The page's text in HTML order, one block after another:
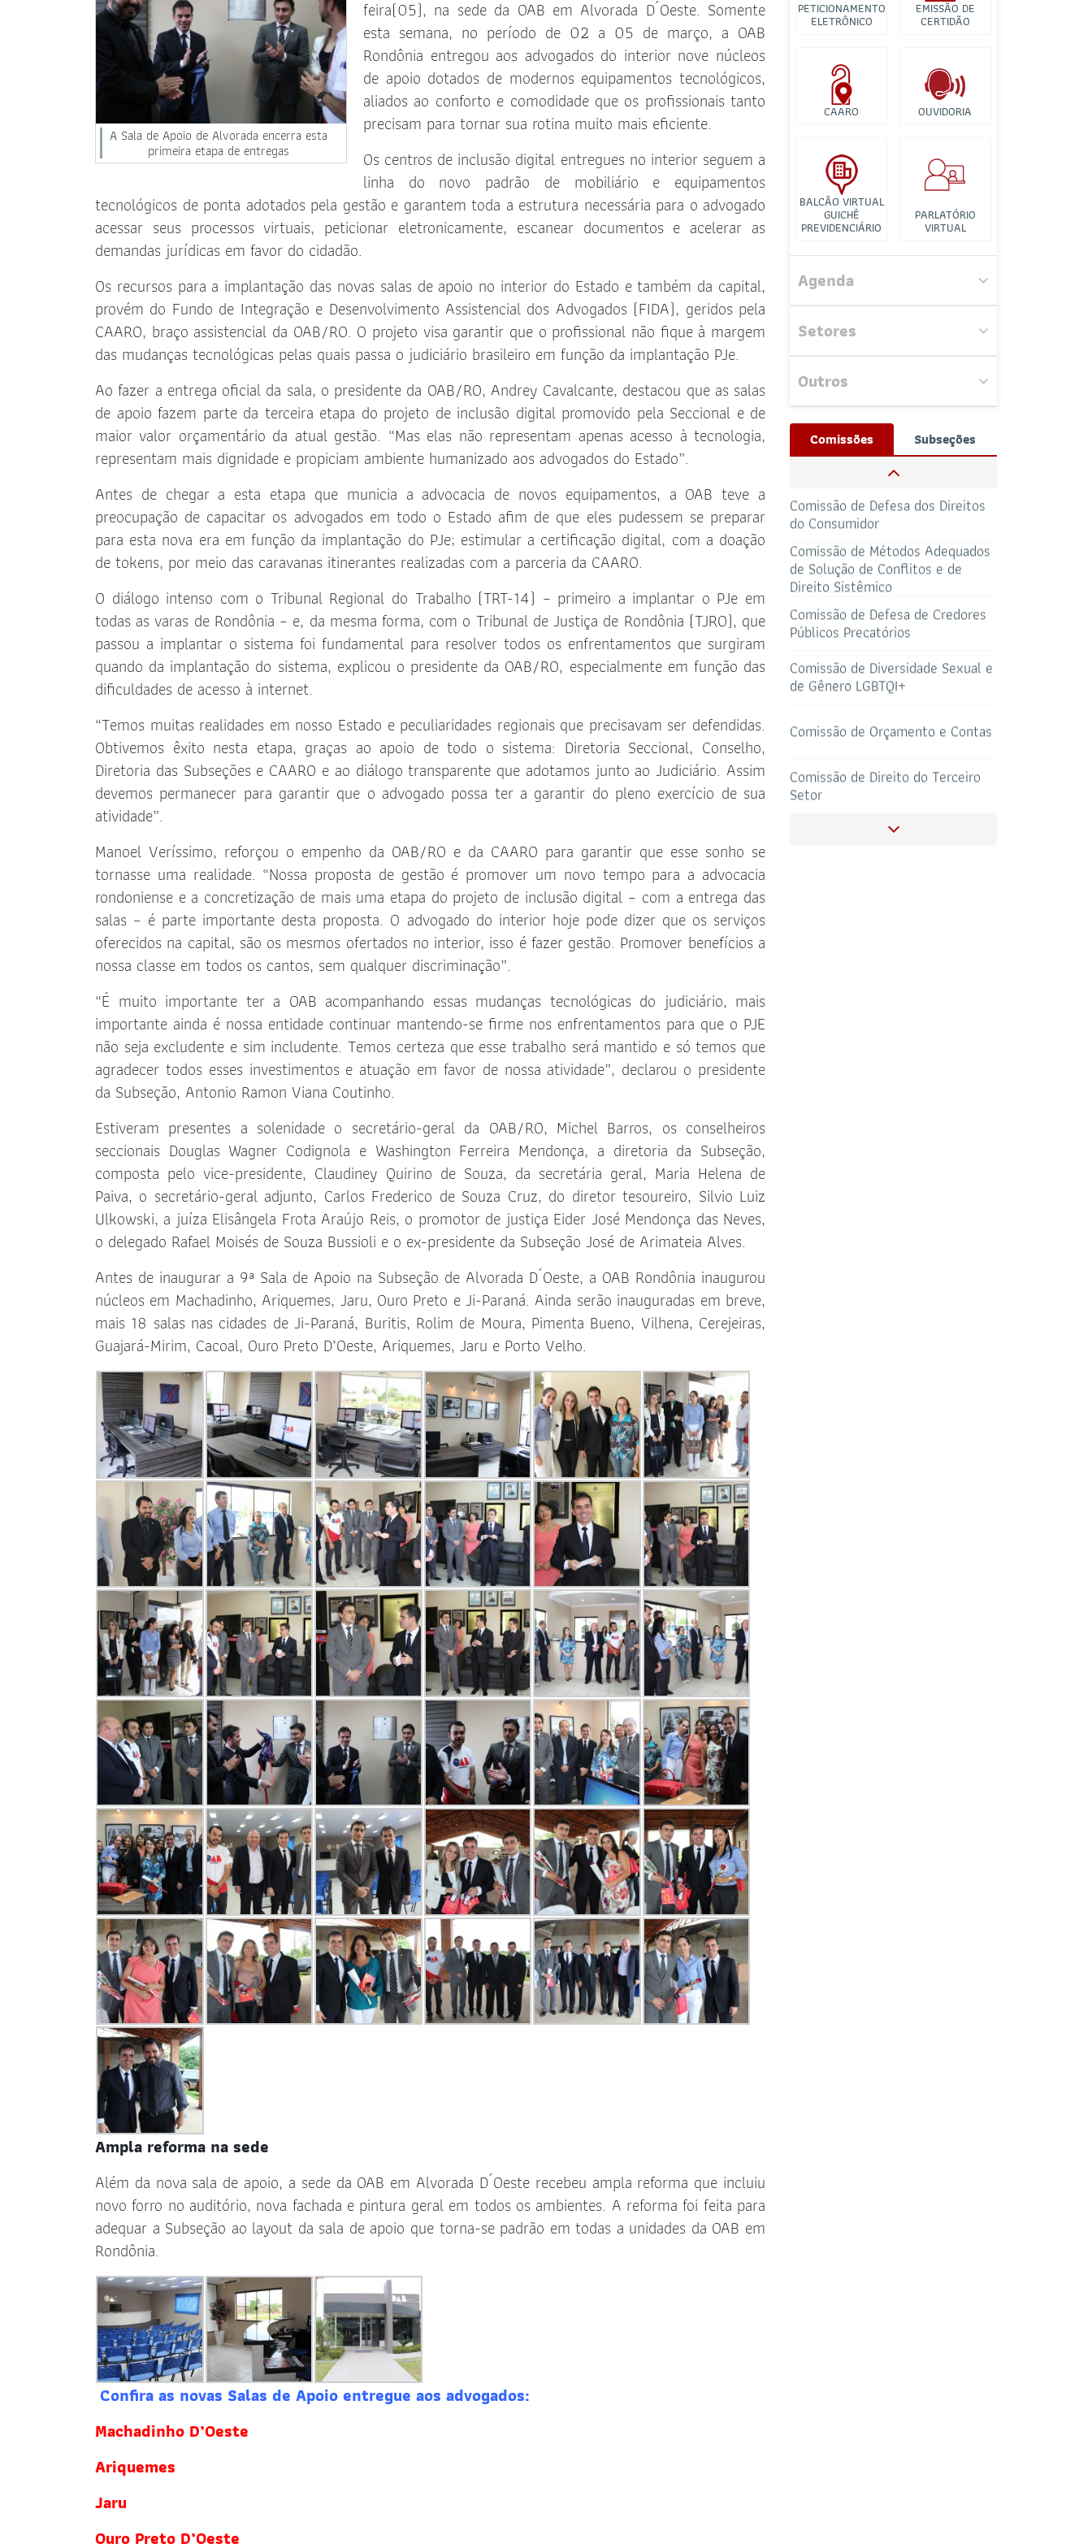
Solicitação de Certificado de
Aprovação
Manual da Jovem Advocacia
Manual do estágio
INSS Digital
Guichê Previdenciário – Virtual
Informes do Judiciário
Parlatório Virtual
Requerimento de Acionamento
das Prerrogativas
Artigos
Notas de Pesar
Clipping OAB
Informes do Judiciário
Banco de Imagens
Tutorial para
Videconferência
A Sala de Apoio de Alvorada encerra esta
primeira etapa de entregas
feira(05), na sede da OAB em Alvorada D´Oeste. Somente
esta semana, no período de 02 a 05 de março, a OAB
Rondônia entregou aos advogados do interior nove núcleos
de apoio dotados de modernos equipamentos tecnológicos,
aliados ao conforto e comodidade que os profissionais tanto
precisam para tornar sua rotina muito mais eficiente.
Os centros de inclusão digital entregues no interior seguem a
linha do novo padrão de mobiliário e equipamentos
tecnológicos de ponta adotados pela gestão e garantem toda a estrutura necessária para o advogado
acessar seus processos virtuais, peticionar eletronicamente, escanear documentos e acelerar as
demandas jurídicas em favor do cidadão.
Os recursos para a implantação das novas salas de apoio no interior do Estado e também da capital,
provém do Fundo de Integração e Desenvolvimento Assistencial dos Advogados (FIDA), geridos pela
CAARO, braço assistencial da OAB/RO. O projeto visa garantir que o profissional não fique à margem
das mudanças tecnológicas pelas quais passa o judiciário brasileiro em função da implantação PJe.
Ao fazer a entrega oficial da sala, o presidente da OAB/RO, Andrey Cavalcante, destacou que as salas
de apoio fazem parte da terceira etapa do projeto de inclusão digital promovido pela Seccional e de
maior valor orçamentário da atual gestão. “Mas elas não representam apenas acesso à tecnologia,
representam mais dignidade e propiciam ambiente humanizado aos advogados do Estado”.
Antes de chegar a esta etapa que municia a advocacia de novos equipamentos, a OAB teve a
preocupação de capacitar os advogados em todo o Estado afim de que eles pudessem se preparar
para esta nova era em função da implantação do PJe; estimular a certificação digital, com a doação
de tokens, por meio das caravanas itinerantes realizadas com a parceria da CAARO.
O diálogo intenso com o Tribunal Regional do Trabalho (TRT-14) – primeiro a implantar o PJe em
todas as varas de Rondônia – e, da mesma forma, com o Tribunal de Justiça de Rondônia (TJRO), que
passou a implantar o sistema foi fundamental para resolver todos os enfrentamentos que surgiram
quando da implantação do sistema, explicou o presidente da OAB/RO, especialmente em função das
dificuldades de acesso à internet.
“Temos muitas realidades em nosso Estado e peculiaridades regionais que precisavam ser defendidas.
Obtivemos êxito nesta etapa, graças ao apoio de todo o sistema: Diretoria Seccional, Conselho,
Diretoria das Subseções e CAARO e ao diálogo transparente que adotamos junto ao Judiciário. Assim
devemos permanecer para garantir que o advogado possa ter a garantir do pleno exercício de sua
atividade”.
Manoel Veríssimo, reforçou o empenho da OAB/RO e da CAARO para garantir que esse sonho se
tornasse uma realidade. “Nossa proposta de gestão é promover um novo tempo para a advocacia
rondoniense e a concretização de mais uma etapa do projeto de inclusão digital – com a entrega das
salas – é parte importante desta proposta. O advogado do interior hoje pode dizer que os serviços
oferecidos na capital, são os mesmos ofertados no interior, isso é fazer gestão. Promover benefícios a
nossa classe em todos os cantos, sem qualquer discriminação”.
“É muito importante ter a OAB acompanhando essas mudanças tecnológicas do judiciário, mais
importante ainda é nossa entidade continuar mantendo-se firme nos enfrentamentos para que o PJE
não seja excludente e sim includente. Temos certeza que esse trabalho será mantido e só temos que
agradecer todos esses investimentos e atuação em favor de nossa atividade”, declarou o presidente
da Subseção, Antonio Ramon Viana Coutinho.
Estiveram presentes a solenidade o secretário-geral da OAB/RO, Michel Barros, os conselheiros
seccionais Douglas Wagner Codignola e Washington Ferreira Mendonça, a diretoria da Subseção,
composta pelo vice-presidente, Claudiney Quirino de Souza, da secretária geral, Maria Helena de
Paiva, o secretário-geral adjunto, Carlos Frederico de Souza Cruz, do diretor tesoureiro, Silvio Luiz
Ulkowski, a juíza Elisângela Frota Araújo Reis, o promotor de justiça Eider José Mendonça das Neves,
o delegado Rafael Moisés de Souza Bussioli e o ex-presidente da Subseção José de Arimateia Alves.
Antes de inaugurar a 9ª Sala de Apoio na Subseção de Alvorada D´Oeste, a OAB Rondônia inaugurou
núcleos em Machadinho, Ariquemes, Jaru, Ouro Preto e Ji-Paraná. Ainda serão inauguradas em breve,
mais 18 salas nas cidades de Ji-Paraná, Buritis, Rolim de Moura, Pimenta Bueno, Vilhena, Cerejeiras,
Guajará-Mirim, Cacoal, Ouro Preto D’Oeste, Ariquemes, Jaru e Porto Velho.
Ampla reforma na sede
Além da nova sala de apoio, a sede da OAB em Alvorada D´Oeste recebeu ampla reforma que incluiu
novo forro no auditório, nova fachada e pintura geral em todos os ambientes. A reforma foi feita para
adequar a Subseção ao layout da sala de apoio que torna-se padrão em todas a unidades da OAB em
Rondônia.
Confira as novas Salas de Apoio entregue aos advogados:
Machadinho D’Oeste
Ariquemes
Jaru
Ouro Preto D’Oeste
PETICIONAMENTO
ELETRÔNICO
EMISSÃO DE
CERTIDÃO
CAARO OUVIDORIA
BALCÃO VIRTUAL
GUICHÊ
PREVIDENCIÁRIO
PARLATÓRIO
VIRTUAL
Agenda
Nenhum evento
próximo encontrado.
Setores
Josué Henrique,
/ Whatsapp (32172100)
RESPONSÁVEIS
69 3217-2099
TELEFONE
sti@oab-ro.org.br
E-MAIL
Todos os setores
Outros
TRIBUNAL DE
ÉTICA
CANAL
PRERROGATIVAS
HOTEL DE
TRÂNSITO
CORONAVIRUS
SALAS DE APOIO
AO ADVOGADO
Comissões Subseções
Comissão Especial de
Estratégia e Projetos
Comissão Especial de Seleção de
Procurador
Comissão dos Advogados
Criminalistas
Comissão de Meio Ambiente
Comissão de Defesa dos Direitos
Comissão de Métodos Adequados
de Solução de Conflitos e de
Direito Sistêmico
Comissão de Defesa de Credores
Públicos Precatórios
Comissão de Diversidade Sexual e
de Gênero LGBTQI+
Comissão de Orçamento e Contas
Comissão de Direito do Terceiro
Setor
Comissão Especial de Estudo de
Direito do Trabalho
Comissão Especial para Análise do